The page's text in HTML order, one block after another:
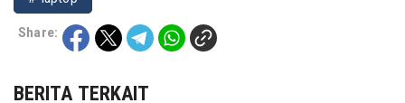
Share:
BERITA TERKAIT